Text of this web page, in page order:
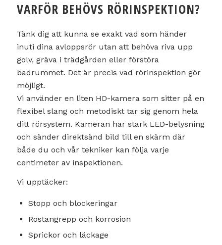
VARFÖR BEHÖVS RÖRINSPEKTION?
Tänk dig att kunna se exakt vad som händer
inuti dina avloppsrör utan att behöva riva upp
golv, gräva i trädgården eller förstöra
badrummet. Det är precis vad rörinspektion gör
möjligt.
Vi använder en liten HD-kamera som sitter på en
flexibel slang och metodiskt tar sig genom hela
ditt rörsystem. Kameran har stark LED-belysning
och sänder direktsänd bild till en skärm där
både du och vår tekniker kan följa varje
centimeter av inspektionen.
Vi upptäcker:
Stopp och blockeringar
Rostangrepp och korrosion
Sprickor och läckage